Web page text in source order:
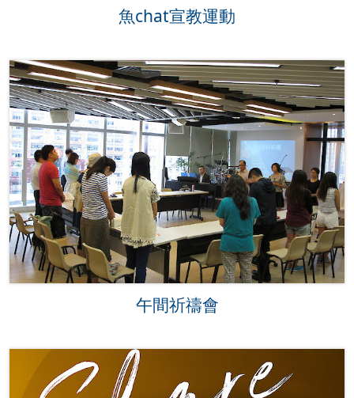
魚chat宣教運動
午間祈禱會